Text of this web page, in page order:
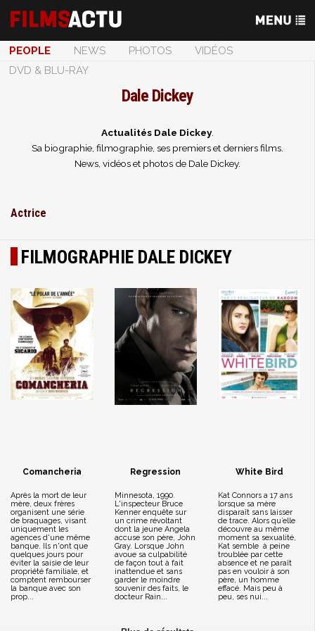
PEOPLE NEWS PHOTOS
VIDÉOS
DVD & BLU-RAY
Dale Dickey
Actualités Dale Dickey.
Sa biographie, filmographie, ses premiers et derniers films.
News, vidéos et photos de Dale Dickey.
Actrice
FILMOGRAPHIE DALE DICKEY
Comancheria
Après la mort de leur
mère, deux frères
organisent une série
de braquages, visant
uniquement les
agences d'une même
banque. Ils n'ont que
quelques jours pour
éviter la saisie de leur
propriété familiale, et
comptent rembourser
la banque avec son
prop...
Regression
Minnesota, 1990.
L'inspecteur Bruce
Kenner enquête sur
un crime révoltant
dont la jeune Angela
accuse son père, John
Gray. Lorsque John
avoue sa culpabilité
de façon tout à fait
inattendue et sans
garder le moindre
souvenir des faits, le
docteur Rain...
White Bird
Kat Connors a 17 ans
lorsque sa mère
disparaît sans laisser
de trace. Alors qu’elle
découvre au même
moment sa sexualité,
Kat semble à peine
troublée par cette
absence et ne paraît
pas en vouloir à son
père, un homme
effacé. Mais peu à
peu, ses nui...